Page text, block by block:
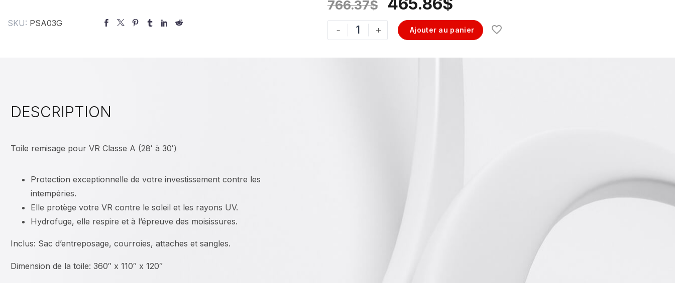
SKU: PSA03G
766.37$
- + Ajouter au panier
DESCRIPTION
Toile remisage pour VR Classe A (28′ à 30′)
Protection exceptionnelle de votre investissement contre les
intempéries.
Elle protège votre VR contre le soleil et les rayons UV.
Hydrofuge, elle respire et à l’épreuve des moisissures.
Inclus: Sac d’entreposage, courroies, attaches et sangles.
Dimension de la toile: 360″ x 110″ x 120″